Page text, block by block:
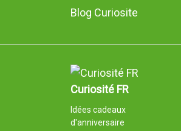
Blog Curiosite
Curiosité FR
Idées cadeaux
d'anniversaire